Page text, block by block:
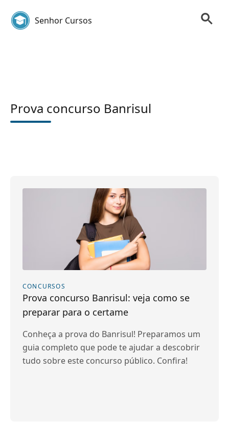
Senhor Cursos
Prova concurso Banrisul
CONCURSOS
Prova concurso Banrisul: veja como se
preparar para o certame
Conheça a prova do Banrisul! Preparamos um
guia completo que pode te ajudar a descobrir
tudo sobre este concurso público. Confira!